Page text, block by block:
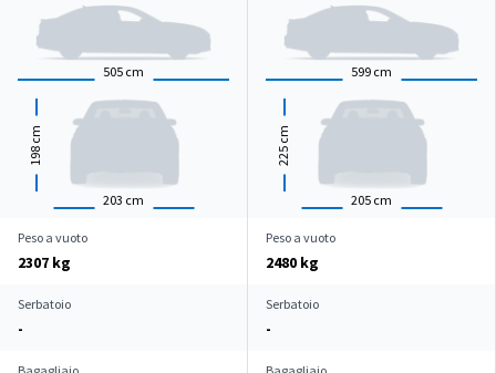
505 cm
203 cm
198
cm
599 cm
205 cm
225
cm
Peso a vuoto
2307 kg
Peso a vuoto
2480 kg
Serbatoio
-
Serbatoio
-